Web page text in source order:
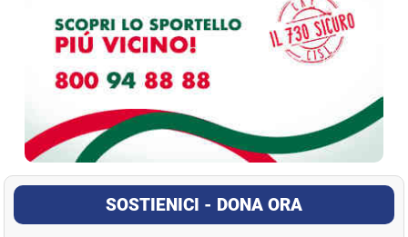
SOSTIENICI - DONA ORA